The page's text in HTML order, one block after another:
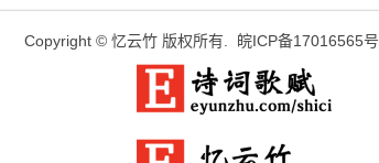
Copyright © 忆云竹 版权所有. 皖ICP备17016565号